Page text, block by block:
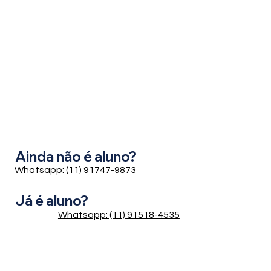
Ainda não é aluno?
Já é aluno?
Whatsapp: (11) 91747-9873
Whatsapp: (11) 91518-4535